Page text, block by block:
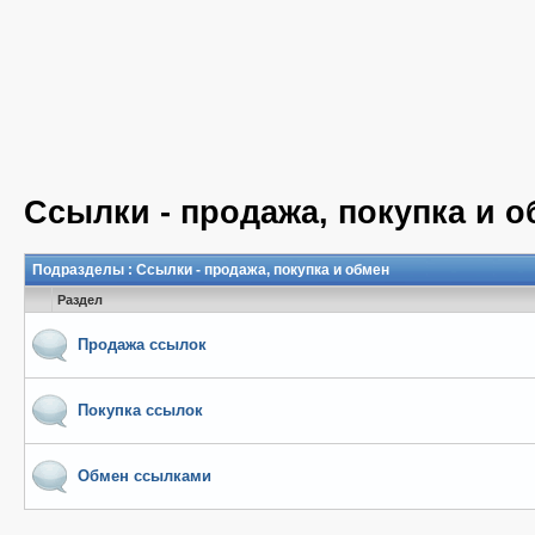
Ссылки - продажа, покупка и
Подразделы : Ссылки - продажа, покупка и обмен
Раздел
Продажа ссылок
Покупка ссылок
Обмен ссылками